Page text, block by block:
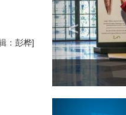
：彭桦]
<